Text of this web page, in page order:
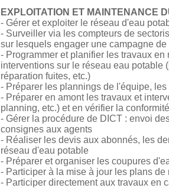
EXPLOITATION ET MAINTENANCE
- Gérer et exploiter le réseau d'eau
- Surveiller via les compteurs de
sur lesquels engager une campagne
- Programmer et planifier les travaux
interventions sur le réseau eau potable
réparation fuites, etc.)
- Préparer les plannings de l'équipe,
- Préparer en amont les travaux et
planning, etc.) et en vérifier la
- Gérer la procédure de DICT : envoi
consignes aux agents
- Réaliser les devis aux abonnés, les
réseau d'eau potable
- Préparer et organiser les coupures
- Participer à la mise à jour les plans
- Participer directement aux travaux en